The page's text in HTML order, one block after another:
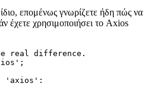
Redaxios
επομένως γνωρίζετε ήδη πώς να
έχετε χρησιμοποιήσει το Axios
real difference.